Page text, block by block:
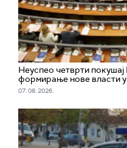
Неуспео четврти
формирање нове власти
07. 08. 2026.